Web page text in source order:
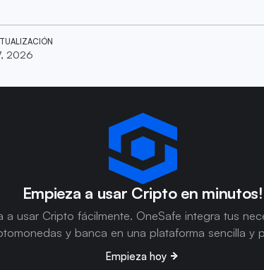
2026
Empieza a usar Cripto en minutos!
a usar Cripto fácilmente. OneSafe integra tus
y banca en una plataforma sencilla y
Empieza hoy